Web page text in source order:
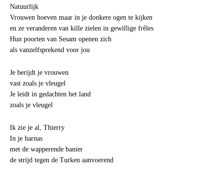
Natuurlijk
Vrouwen hoeven maar in je donkere ogen te kijken
en ze veranderen van kille zielen in gewillige frêles
Hun poorten van Sesam openen zich
als vanzelfsprekend voor jou
Je berijdt je vrouwen
vast zoals je vleugel
Je leidt in gedachten het land
zoals je vleugel
Ik zie je al, Thierry
In je harnas
met de wapperende banier
de strijd tegen de Turken aanvoerend